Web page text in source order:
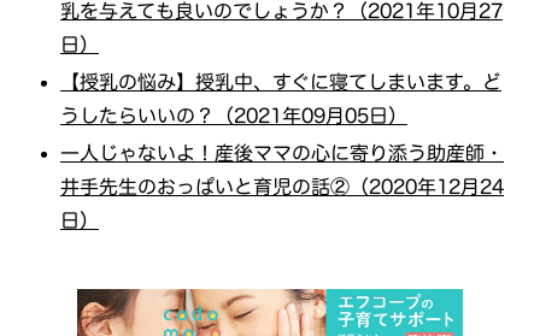
乳を与えても良いのでしょうか？（2021年10月27
日）
【授乳の悩み】授乳中、すぐに寝てしまいます。ど
うしたらいいの？（2021年09月05日）
一人じゃないよ！産後ママの心に寄り添う助産師・
井手先生のおっぱいと育児の話②（2020年12月24
日）